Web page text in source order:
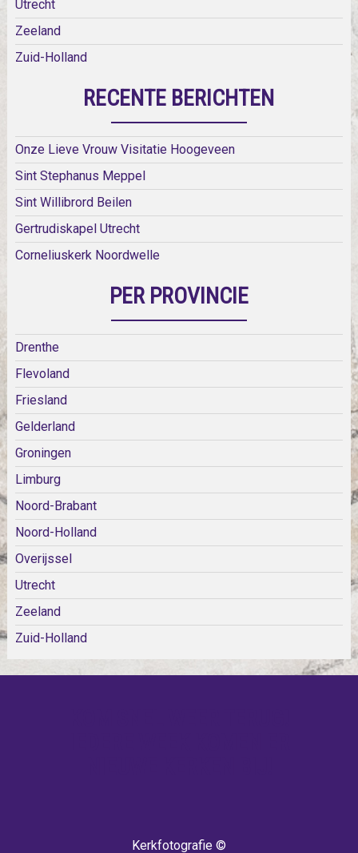
Utrecht
Zeeland
Zuid-Holland
RECENTE BERICHTEN
Onze Lieve Vrouw Visitatie Hoogeveen
Sint Stephanus Meppel
Sint Willibrord Beilen
Gertrudiskapel Utrecht
Corneliuskerk Noordwelle
PER PROVINCIE
Drenthe
Flevoland
Friesland
Gelderland
Groningen
Limburg
Noord-Brabant
Noord-Holland
Overijssel
Utrecht
Zeeland
Zuid-Holland
Kerkfotografie ©